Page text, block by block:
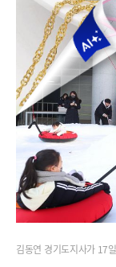
김동연 경기도지사가 17